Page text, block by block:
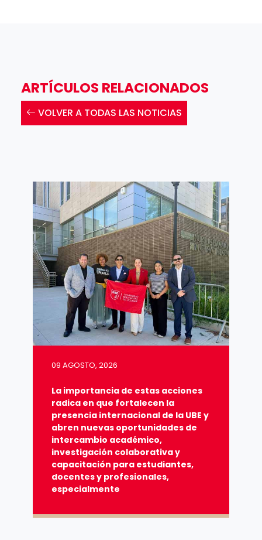
ARTÍCULOS RELACIONADOS
VOLVER A TODAS LAS NOTICIAS
09 AGOSTO, 2026
La importancia de estas acciones
radica en que fortalecen la
presencia internacional de la UBE y
abren nuevas oportunidades de
intercambio académico,
investigación colaborativa y
capacitación para estudiantes,
docentes y profesionales,
especialmente